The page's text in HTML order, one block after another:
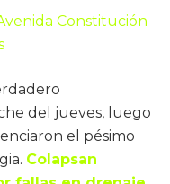
Constitución
del jueves, luego
el pésimo
Colapsan